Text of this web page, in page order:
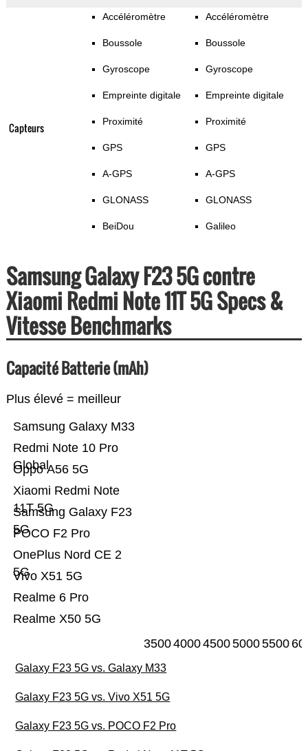
Capteurs
Accéléromètre
Boussole
Gyroscope
Empreinte digitale
Proximité
GPS
A-GPS
GLONASS
BeiDou
Accéléromètre
Boussole
Gyroscope
Empreinte digitale
Proximité
GPS
A-GPS
GLONASS
Galileo
Samsung Galaxy F23 5G contre
Xiaomi Redmi Note 11T 5G Specs &
Vitesse Benchmarks
Capacité Batterie (mAh)
Plus élevé = meilleur
Realme X50 5G
Realme 6 Pro
Vivo X51 5G
OnePlus Nord CE 2
5G
POCO F2 Pro
Samsung Galaxy F23
5G
Xiaomi Redmi Note
11T 5G
Oppo A56 5G
Redmi Note 10 Pro
Global
Samsung Galaxy M33
35004000450050005500
Galaxy F23 5G vs. Galaxy M33
Galaxy F23 5G vs. Vivo X51 5G
Galaxy F23 5G vs. POCO F2 Pro